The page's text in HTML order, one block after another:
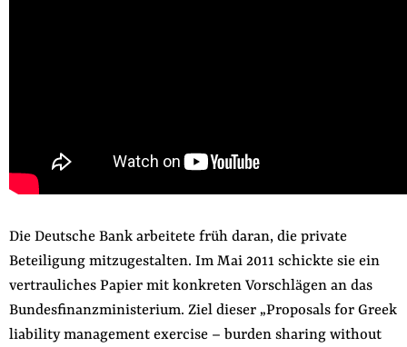
Die Deutsche Bank arbeitete früh daran, die private
Beteiligung mitzugestalten. Im Mai 2011 schickte sie ein
vertrauliches Papier mit konkreten Vorschlägen an das
Bundesfinanzministerium. Ziel dieser „Proposals for Greek
liability management exer­cise – burden sharing without